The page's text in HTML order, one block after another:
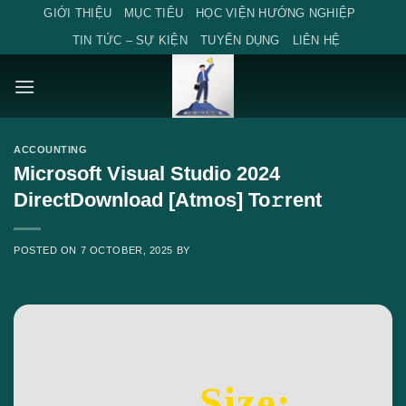
content
GIỚI THIỆU MỤC TIÊU
HỌC VIỆN HƯỚNG NGHIỆP
TIN TỨC – SỰ KIỆN
TUYỂN DỤNG LIÊN HỆ
ACCOUNTING
Microsoft Visual Studio 2024
DirectDownload [Atmos] To𝚛rent
POSTED ON 7 OCTOBER, 2025 BY